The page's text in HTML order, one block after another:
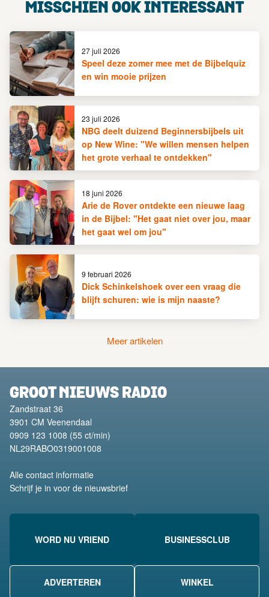
MISSCHIEN OOK INTERESSANT
Speel deze zomer mee met de Bijbelquiz
en win mooie prijzen
27 juli 2026
NBG deelt duizend Beginnersbijbels uit
op New Wine: "We willen mensen helpen
het grote verhaal te ontdekken"
23 juli 2026
Arie de Rover ontdekte een nieuwe laag
in de Bijbel: "Het gaat niet over jou, maar
het gaat wel om jou"
18 juni 2026
Dick Schinkelshoek over een vraag die
blijft schuren: wie is mijn naaste?
9 februari 2026
Meer artikelen
GROOT NIEUWS RADIO
Zandstraat 36
3901 CM Veenendaal
0909 123 1008 (55 ct/min)
NL29RABO0319001008
Alle contact informatie
Schrijf je in voor de nieuwsbrief
WORD NU VRIEND BUSINESSCLUB
ADVERTEREN WINKEL